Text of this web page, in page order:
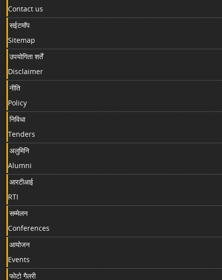
Contact us
सईटमॉप
Sitemap
उपयोगिता शर्तें
Disclaimer
नीति
Policy
निविधा
Tenders
अलुमिनि
Alumni
आरटीआई
RTI
सम्मेलन
Conferences
आयोजन
Events
फोटो गैलरी